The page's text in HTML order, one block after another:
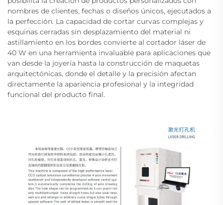
nombres de clientes, fechas o diseños únicos, ejecutados a
la perfección. La capacidad de cortar curvas complejas y
esquinas cerradas sin desplazamiento del material ni
astillamiento en los bordes convierte al cortador láser de
40 W en una herramienta invaluable para aplicaciones que
van desde la joyería hasta la construcción de maquetas
arquitectónicas, donde el detalle y la precisión afectan
directamente la apariencia profesional y la integridad
funcional del producto final.